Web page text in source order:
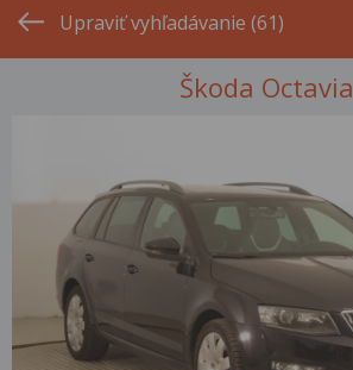
Upraviť vyhľadávanie (61)
Škoda Octavia